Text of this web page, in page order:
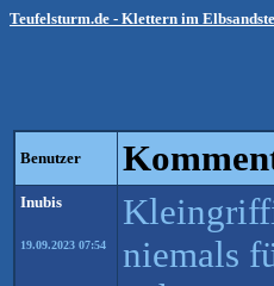
Teufelsturm.de - Klettern im
Benutzer
Inubis
19.09.2023 07:54
niemals